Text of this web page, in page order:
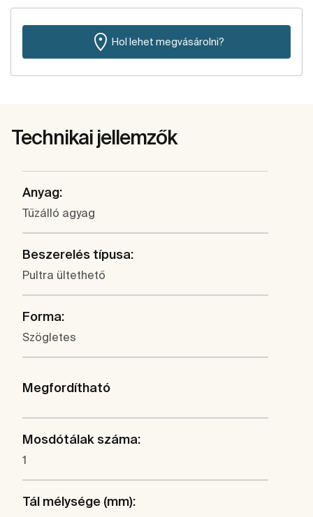
Hol lehet megvásárolni?
Technikai jellemzők
Anyag:
Tűzálló agyag
Beszerelés típusa:
Pultra ültethető
Forma:
Szögletes
Megfordítható
Mosdótálak száma:
1
Tál mélysége (mm):